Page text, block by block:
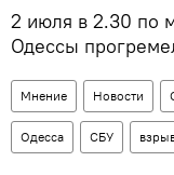
2 июля в 2.30 по
Одессы
Мнение Новости
Одесса СБУ